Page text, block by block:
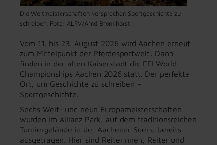
Die Weltmeisterschaften versprechen Sportgeschichte zu
schreiben. Foto: ALRV/Arnd Bronkhorst
Vom 11. bis 23. August 2026 wird Aachen erneut
zum Mittelpunkt der Pferdesportwelt: Dann
finden in der alten Kaiserstadt die FEI World
Championships Aachen 2026 statt. Der perfekte
Ort, um Geschichte zu schreiben –
Sportgeschichte.
Sechs Welt- und neun Europameisterschaften
wurden im Allianz Park, auf dem traditionsreichen
Turniergelände in der Aachener Soers, bereits
ausgetragen. Hier sind Reiterinnen, Reiter und